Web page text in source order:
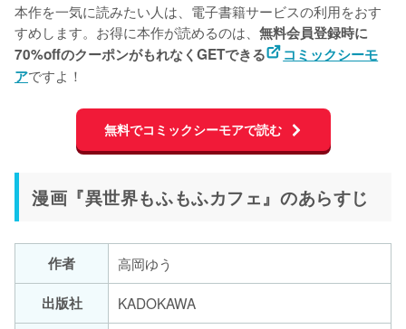
本作を一気に読みたい人は、電子書籍サービスの利用をおす
すめします。お得に本作が読めるのは、 無料会員登録時に
70%offのクーポンがもれなくGETできる
コミックシーモ
アですよ！
無料でコミックシーモアで読む
漫画『異世界もふもふカフェ』のあらすじ
作者
高岡ゆう
出版社
KADOKAWA